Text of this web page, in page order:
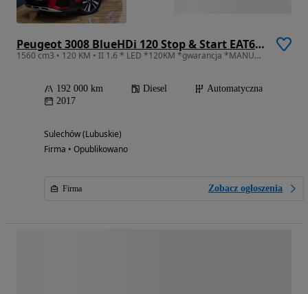
Peugeot 3008 BlueHDi 120 Stop & Start EAT6 Allure
1560 cm3 • 120 KM • II 1.6 * LED *120KM *gwarancja *MANUAL* BEZWYPADKOWY* zarejestrowany *
192 000 km Diesel
Automatyczna
2017
Sulechów (Lubuskie)
Firma • Opublikowano
Firma Zobacz ogłoszenia